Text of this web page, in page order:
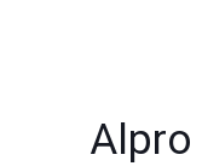
Alpro